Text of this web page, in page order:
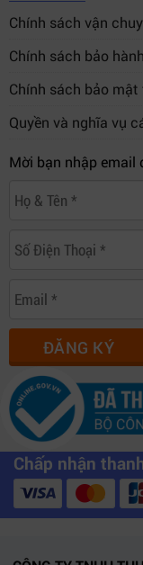
Chính sách vận
Chính sách bảo hành
Chính sách bảo
Quyền và nghĩa vụ
Mời bạn nhập email
ĐĂNG KÝ
Chấp nhận